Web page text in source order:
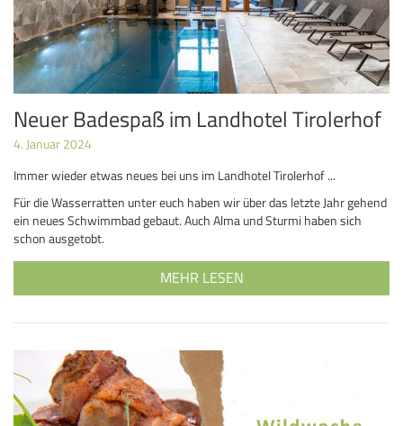
Neuer Badespaß im Landhotel Tirolerhof
4. Januar 2024
Immer wieder etwas neues bei uns im Landhotel Tirolerhof ...
Für die Wasserratten unter euch haben wir über das letzte Jahr gehend
ein neues Schwimmbad gebaut. Auch Alma und Sturmi haben sich
schon ausgetobt.
MEHR LESEN